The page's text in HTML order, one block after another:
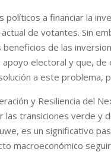
políticos a financiar la
actual de votantes. Sin
de las
electoral y que, de
a este problema,
y Resiliencia del
las transiciones verde y
es un significativo
macroeconómico